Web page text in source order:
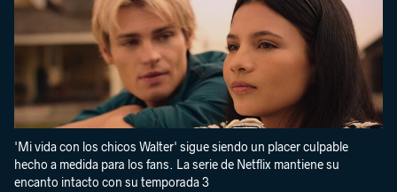
'Mi vida con los chicos Walter' sigue siendo un placer culpable
hecho a medida para los fans. La serie de Netflix mantiene su
encanto intacto con su temporada 3